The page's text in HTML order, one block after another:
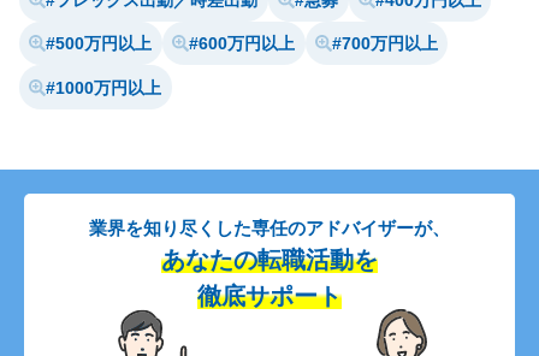
9時 閉店。残業禁止なので、定時でキッチリ退社。
500万円以上 600万円以上 700万円以上
1000万円以上
業界を知り尽くした専任のアドバイザーが、
あなたの転職活動を
徹底サポート